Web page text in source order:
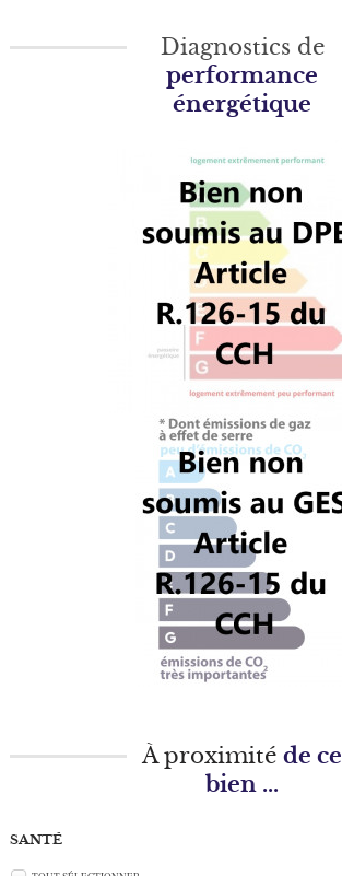
Diagnostics de
performance
énergétique
À proximitéde ce
bien ...
SANTÉ